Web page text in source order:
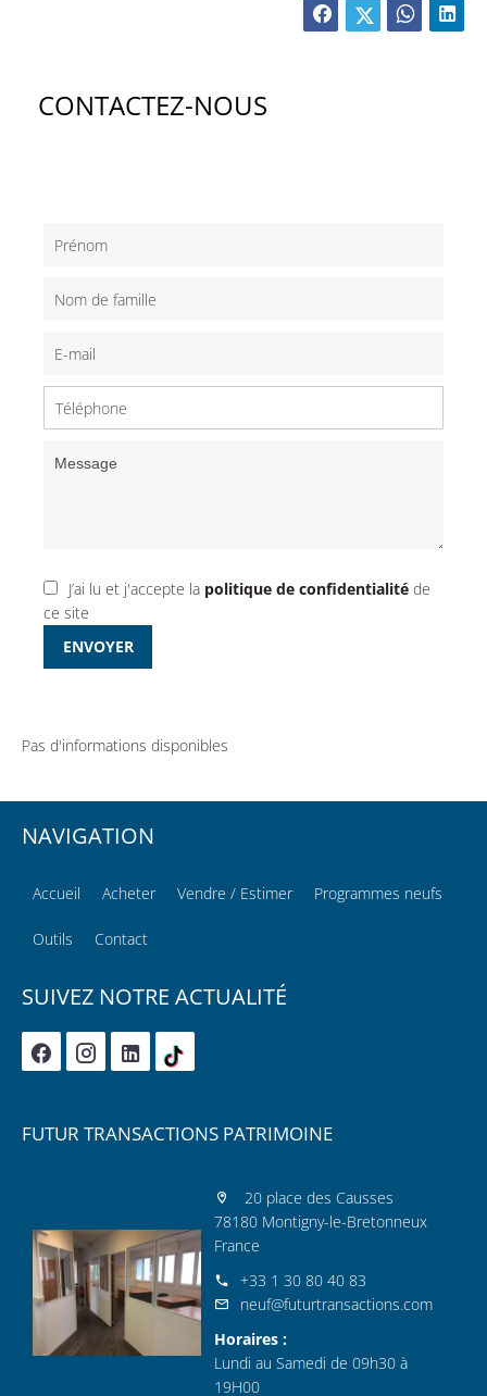
CONTACTEZ-NOUS
J’ai lu et j'accepte la politique de confidentialité de
ce site
ENVOYER
Pas d'informations disponibles
NAVIGATION
Accueil Acheter Vendre / Estimer Programmes neufs
Outils Contact
SUIVEZ NOTRE ACTUALITÉ
FUTUR TRANSACTIONS PATRIMOINE
20 place des Causses
78180 Montigny-le-Bretonneux
France
+33 1 30 80 40 83
neuf@futurtransactions.com
Horaires :
Lundi au Samedi de 09h30 à
19H00